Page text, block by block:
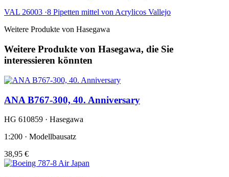
VAL 26003 ·8 Pipetten mittel von Acrylicos Vallejo
Weitere Produkte von Hasegawa
Weitere Produkte von Hasegawa, die Sie
interessieren könnten
ANA B767-300, 40. Anniversary
HG 610859 · Hasegawa
1:200 · Modellbausatz
38,95 €